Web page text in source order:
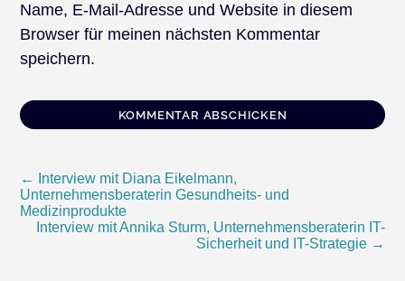
Name, E-Mail-Adresse und Website in diesem
Browser für meinen nächsten Kommentar
speichern.
Beitragsnavigation
←
Interview mit Diana Eikelmann,
Unternehmensberaterin Gesundheits- und
Medizinprodukte
Interview mit Annika Sturm, Unternehmensberaterin IT-
Sicherheit und IT-Strategie →